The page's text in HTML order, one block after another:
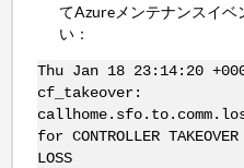
てAzureメンテナンスイベ
い：
Thu Jan 18 23:14:20
cf_takeover:
for CONTROLLER TAKEOVER
LOSS